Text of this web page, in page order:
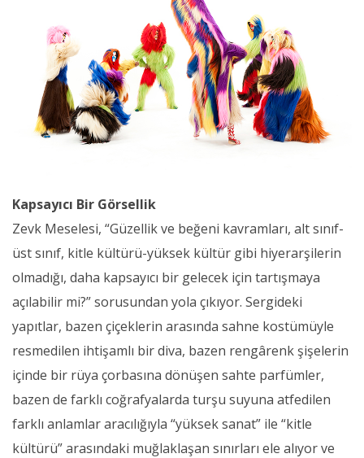
Kapsayıcı Bir Görsellik
Zevk Meselesi, “Güzellik ve beğeni kavramları, alt sınıf-
üst sınıf, kitle kültürü-yüksek kültür gibi hiyerarşilerin
olmadığı, daha kapsayıcı bir gelecek için tartışmaya
açılabilir mi?” sorusundan yola çıkıyor. Sergideki
yapıtlar, bazen çiçeklerin arasında sahne kostümüyle
resmedilen ihtişamlı bir diva, bazen rengârenk şişelerin
içinde bir rüya çorbasına dönüşen sahte parfümler,
bazen de farklı coğrafyalarda turşu suyuna atfedilen
farklı anlamlar aracılığıyla “yüksek sanat” ile “kitle
kültürü” arasındaki muğlaklaşan sınırları ele alıyor ve